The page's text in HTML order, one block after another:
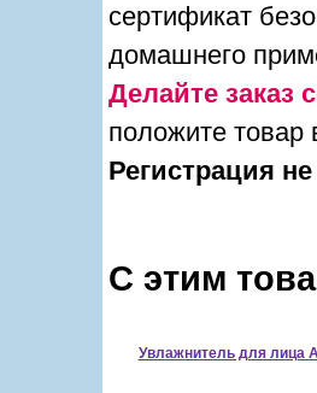
сертификат
домашнего
Делайте заказ
положите товар
Регистрация
С этим
Увлажнитель для лица